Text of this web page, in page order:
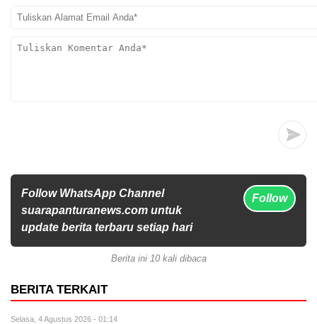
Follow WhatsApp Channel
suarapanturanews.com untuk
update berita terbaru setiap hari
Follow
Berita ini 10 kali dibaca
BERITA TERKAIT
Selasa, 4 Agustus 2026 - 01:14